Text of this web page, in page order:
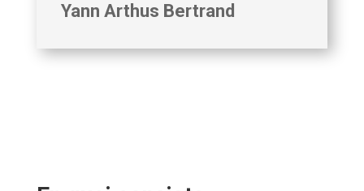
Yann Arthus Bertrand